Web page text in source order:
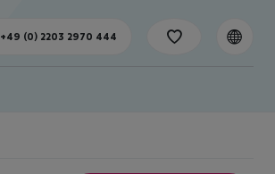
+49 (0) 2203 2970 444